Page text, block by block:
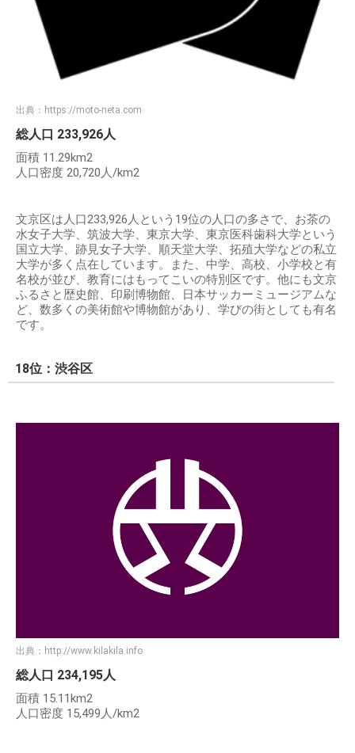
出典： https://moto-neta.com
総人口 233,926人
面積 11.29km2
人口密度 20,720人/km2
文京区は人口233,926人という19位の人口の多さで、お茶の
水女子大学、筑波大学、東京大学、東京医科歯科大学という
国立大学、跡見女子大学、順天堂大学、拓殖大学などの私立
大学が多く点在しています。また、中学、高校、小学校と有
名校が並び、教育にはもってこいの特別区です。他にも文京
ふるさと歴史館、印刷博物館、日本サッカーミュージアムな
ど、数多くの美術館や博物館があり、学びの街としても有名
です。
18位：渋谷区
出典： http://www.kilakila.info
総人口 234,195人
面積 15.11km2
人口密度 15,499人/km2